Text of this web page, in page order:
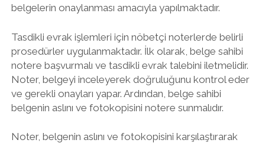
belgelerin onaylanması amacıyla yapılmaktadır.
Tasdikli evrak işlemleri için nöbetçi noterlerde belirli
prosedürler uygulanmaktadır. İlk olarak, belge sahibi
notere başvurmalı ve tasdikli evrak talebini iletmelidir.
Noter, belgeyi inceleyerek doğruluğunu kontrol eder
ve gerekli onayları yapar. Ardından, belge sahibi
belgenin aslını ve fotokopisini notere sunmalıdır.
Noter, belgenin aslını ve fotokopisini karşılaştırarak